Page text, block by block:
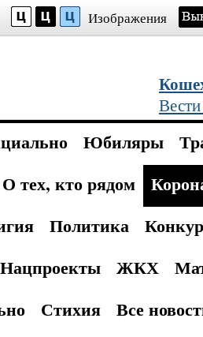
Изображения
Юбиляры
О тех, кто рядом
Политика
Нацпроекты ЖКХ
Стихия Все